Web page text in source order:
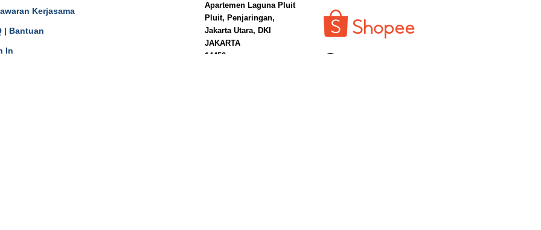
Kerjasama
| Bantuan
In
Apartemen Laguna Pluit
Pluit, Penjaringan,
Jakarta Utara, DKI
JAKARTA
14450